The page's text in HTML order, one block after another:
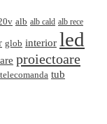
alb alb cald alb rece
glob interior led
proiectoare
telecomanda tub